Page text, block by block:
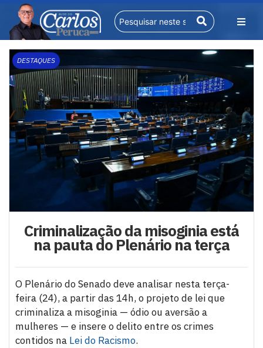
DESTAQUES
Criminalização da misoginia está
na pauta do Plenário na terça
O Plenário do Senado deve analisar nesta terça-
feira (24), a partir das 14h, o projeto de lei que
criminaliza a misoginia — ódio ou aversão a
mulheres — e insere o delito entre os crimes
contidos na Lei do Racismo.